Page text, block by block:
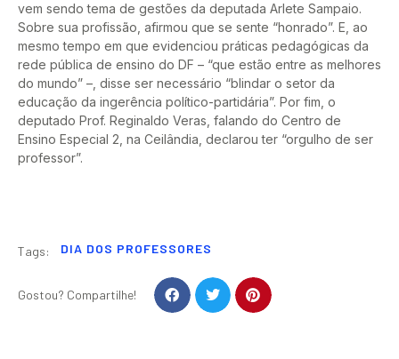
vem sendo tema de gestões da deputada Arlete Sampaio.
Sobre sua profissão, afirmou que se sente “honrado”. E, ao
mesmo tempo em que evidenciou práticas pedagógicas da
rede pública de ensino do DF – “que estão entre as melhores
do mundo” –, disse ser necessário “blindar o setor da
educação da ingerência político-partidária”. Por fim, o
deputado Prof. Reginaldo Veras, falando do Centro de
Ensino Especial 2, na Ceilândia, declarou ter “orgulho de ser
professor”.
Tags: DIA DOS PROFESSORES
Gostou? Compartilhe!